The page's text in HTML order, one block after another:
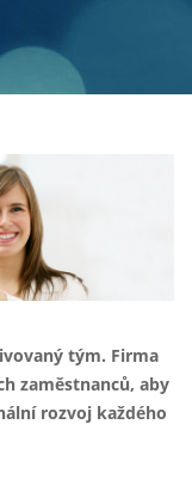
tým. Firma
zaměstnanců, aby
rozvoj každého